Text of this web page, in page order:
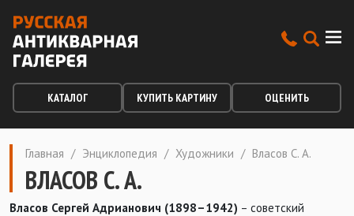
КАТАЛОГ КУПИТЬ КАРТИНУ ОЦЕНИТЬ
Главная / Энциклопедия / Художники / Власов С. А.
ВЛАСОВ С. А.
Власов Сергей Адрианович (1898–1942) – советский